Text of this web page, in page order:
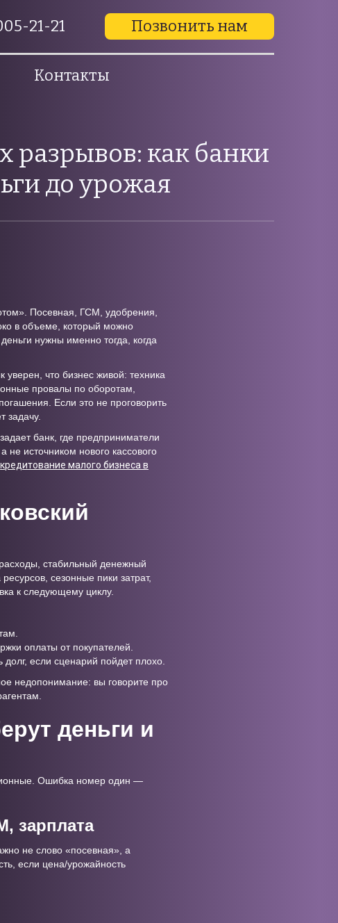
21-21 Позвонить нам
Контакты
разрывов: как банки
до урожая
Посевная, ГСМ, удобрения,
в объеме, который можно
нужны именно тогда, когда
что бизнес живой: техника
провалы по оборотам,
Если это не проговорить
задачу.
банк, где предприниматели
не источником нового кассового
кредитование малого бизнеса в
стабильный денежный
сезонные пики затрат,
к следующему циклу.
оплаты от покупателей.
если сценарий пойдет плохо.
недопонимание: вы говорите про
деньги и
Ошибка номер один —
зарплата
не слово «посевная», а
если цена/урожайность